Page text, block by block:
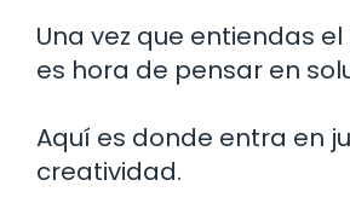
Una vez que entiendas
es hora de pensar en
Aquí es donde entra en
creatividad.